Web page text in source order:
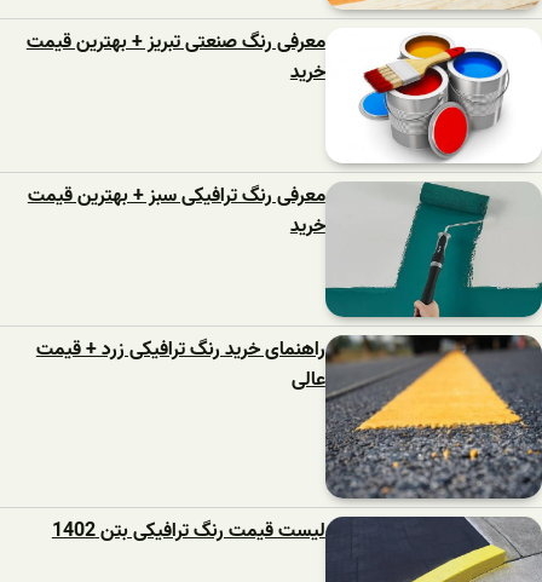
معرفی رنگ صنعتی تبریز + بهترین قیمت
خرید
معرفی رنگ ترافیکی سبز + بهترین قیمت
خرید
راهنمای خرید رنگ ترافیکی زرد + قیمت
عالی
لیست قیمت رنگ ترافیکی بتن 1402